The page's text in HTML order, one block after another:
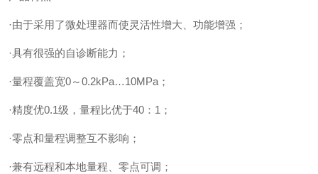
·由于采用了微处理器而使灵活性增大、功能增强；
·具有很强的自诊断能力；
·量程覆盖宽0～0.2kPa…10MPa；
·精度优0.1级，量程比优于40：1；
·零点和量程调整互不影响；
·兼有远程和本地量程、零点可调；